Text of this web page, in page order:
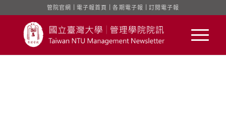
管院官網 電子報首頁 ｜各期電子報 訂閱電子報